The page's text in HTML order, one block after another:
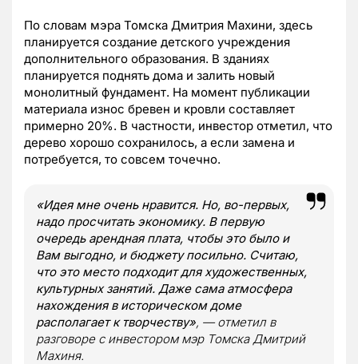
По словам мэра Томска Дмитрия Махини, здесь
планируется создание детского учреждения
дополнительного образования. В зданиях
планируется поднять дома и залить новый
монолитный фундамент. На момент публикации
материала износ бревен и кровли составляет
примерно 20%. В частности, инвестор отметил, что
дерево хорошо сохранилось, а если замена и
потребуется, то совсем точечно.
«Идея мне очень нравится. Но, во-первых,
надо просчитать экономику. В первую
очередь арендная плата, чтобы это было и
Вам выгодно, и бюджету посильно. Считаю,
что это место подходит для художественных,
культурных занятий. Даже сама атмосфера
нахождения в историческом доме
располагает к творчеству», — отметил в
разговоре с инвестором мэр Томска Дмитрий
Махиня.